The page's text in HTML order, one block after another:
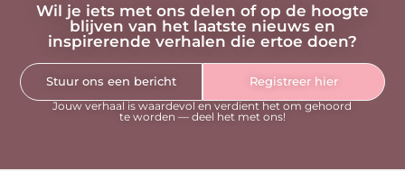
Wil je iets met ons delen of op de hoogte
blijven van het laatste nieuws en
inspirerende verhalen die ertoe doen?
Stuur ons een bericht
Registreer hier
Jouw verhaal is waardevol en verdient het om gehoord
te worden — deel het met ons!